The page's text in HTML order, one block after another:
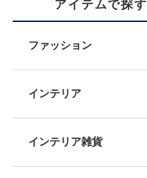
アイテムで探す
ファッション
インテリア
インテリア雑貨